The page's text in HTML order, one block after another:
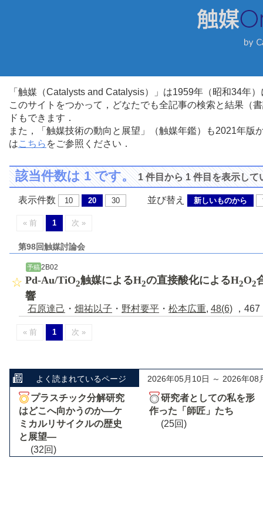
「触媒（Catalysts and Catalysis）」は1959年（昭和34年
このサイトをつかって，どなたでも全記事の検索と結果（
ドもできます．
また，「触媒技術の動向と展望」（触媒年鑑）も2021年
はこちら をご参照ください．
該当件数は 1 です。1 件目から 1 件目を表示して
表示件数 10 20 30 並び替え 新しいものから
« 前 1 次 »
第98回触媒討論会
予稿 2B02
Pd-Au/TiO2触媒によるH2の直接酸化によるH2O2
響
石原達己 ・ 畑祐以子 ・ 野村要平 ・ 松本広重, 48(6) ，
« 前 1 次 »
よく読まれているページ 2026年05月10日 ～ 2026年08
プラスチック分解研究
はどこへ向かうのか―ケ
ミカルリサイクルの歴史
と展望―
(32回)
研究者としての私を形
作った「師匠」たち
(25回)